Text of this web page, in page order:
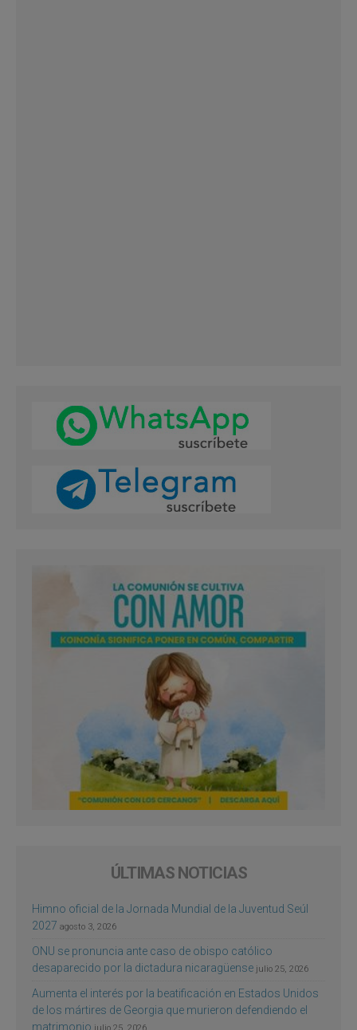
ÚLTIMAS NOTICIAS
Himno oficial de la Jornada Mundial de la Juventud Seúl
2027 agosto 3, 2026
ONU se pronuncia ante caso de obispo católico
desaparecido por la dictadura nicaragüense julio 25, 2026
Aumenta el interés por la beatificación en Estados Unidos
de los mártires de Georgia que murieron defendiendo el
matrimonio